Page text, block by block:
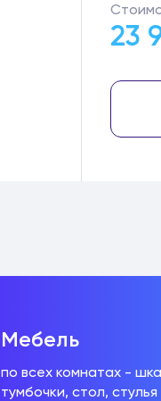
23
Мебель
по всех комнатах -
тумбочки, стол, стулья